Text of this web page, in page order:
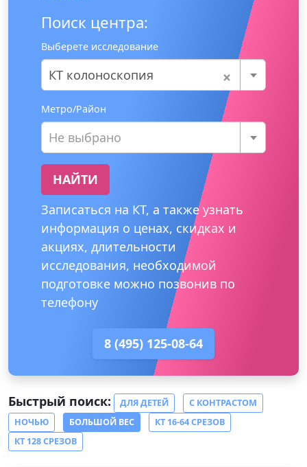
Поиск центра:
Выберете исследование
×
КТ колоноскопия
Метро/Район
Не выбрано
НАЙТИ
Записаться на КТ, а также узнать
информация о ценах, скидках и
акциях, длительности
исследования, необходимой
подготовке можно позвонив по
телефону
8 (495) 125-08-64
Быстрый поиск: ДЛЯ ДЕТЕЙ
С КОНТРАСТОМ
НОЧЬЮ
БОЛЬШОЙ ВЕС
КТ 16-64 СРЕЗОВ
КТ 128 СРЕЗОВ